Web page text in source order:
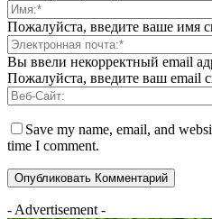
Пожалуйста, введите ваше имя
Вы ввели некорректный email
Пожалуйста, введите ваш email
Save my name, email, and
time I comment.
- Advertisement -